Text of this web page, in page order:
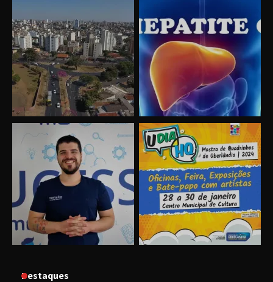
Destaques
Uberlândia recebe o projeto “Experiência Rio”
no dia 17 de junho
“Vozes pela Vida” celebra 10 anos com show
em Uberlândia
“Vem pra Praça!” reunirá arte, cultura e
gastronomia de Uberlândia em dois dias de
evento gratuito
“Uma prosa de valor” é o tema da roda de
conversa com o diretor e a produtora do
espetáculo Bárbara